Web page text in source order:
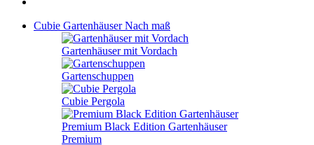
Cubie GartenhäuserNach maß
Gartenhäuser mit Vordach
Gartenschuppen
Cubie Pergola
Premium Black Edition Gartenhäuser
Premium